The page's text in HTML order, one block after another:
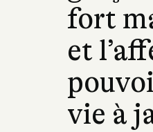
fort
et
vie à